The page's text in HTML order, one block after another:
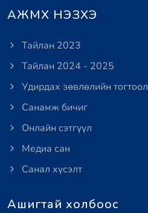
АЖМХ НЭЗХЭ
Тайлан 2023
Тайлан 2024 - 2025
Удирдах зөвлөлийн тогтоол
Санамж бичиг
Онлайн сэтгүүл
Медиа сан
Санал хүсэлт
Ашигтай холбоос